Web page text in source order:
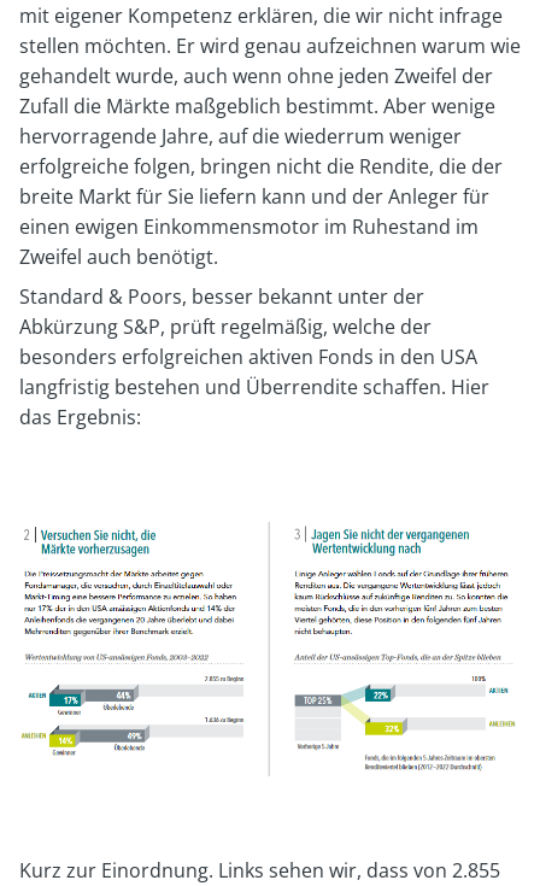
mit eigener Kompetenz erklären, die wir nicht infrage
stellen möchten. Er wird genau aufzeichnen warum wie
gehandelt wurde, auch wenn ohne jeden Zweifel der
Zufall die Märkte maßgeblich bestimmt. Aber wenige
hervorragende Jahre, auf die wiederrum weniger
erfolgreiche folgen, bringen nicht die Rendite, die der
breite Markt für Sie liefern kann und der Anleger für
einen ewigen Einkommensmotor im Ruhestand im
Zweifel auch benötigt.
Standard & Poors, besser bekannt unter der
Abkürzung S&P, prüft regelmäßig, welche der
besonders erfolgreichen aktiven Fonds in den USA
langfristig bestehen und Überrendite schaffen. Hier
das Ergebnis:
Kurz zur Einordnung. Links sehen wir, dass von 2.855